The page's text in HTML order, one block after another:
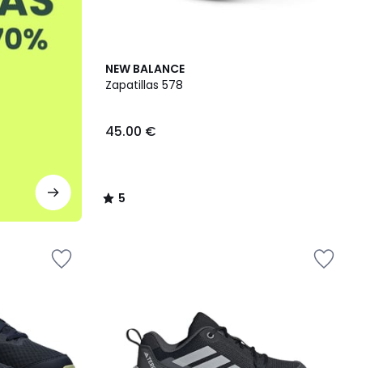
NEW BALANCE
Zapatillas 578
45.00 €
5
/
5
/